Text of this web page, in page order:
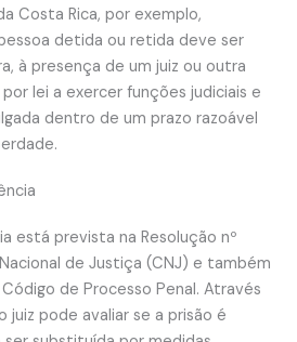
Costa Rica, por exemplo,
detida ou retida deve ser
à presença de um juiz ou outra
lei a exercer funções judiciais e
dentro de um prazo razoável
está prevista na Resolução nº
de Justiça (CNJ) e também
de Processo Penal. Através
juiz pode avaliar se a prisão é